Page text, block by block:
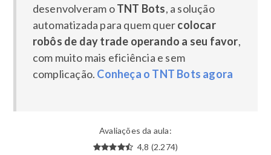
desenvolveram oTNT Bots, a solução
automatizada para quem quercolocar
robôs de day trade operando a seu favor,
com muito mais eficiência e sem
complicação. Conheça o TNT Bots agora
Avaliações da aula:
4,8 (2.274)